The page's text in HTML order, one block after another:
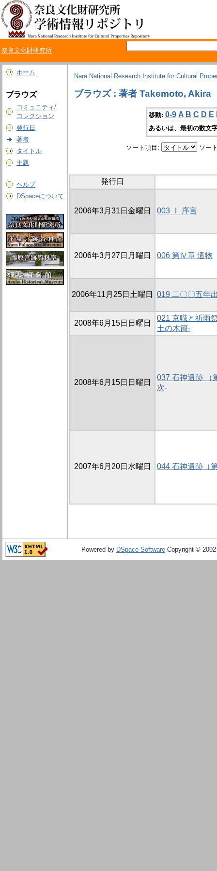
奈良文化財研究所
ホーム
ブラウズ
コミュニティ/
コレクション
発行日
著者
タイトル
主題
ヘルプ
DSpaceについて
Nara National Research Institute for Cultural
ブラウズ : 著者 Takemoto, Akira
移動: 0-9 A B C D E
あるいは、最初の数文
ソート項目: ソー
発行日
2006年3月31日金曜日 003 Ⅰ 序言
2006年3月27日月曜日 006 第Ⅳ章 遺物
2006年11月25日土曜日 019 二〇〇五年
2008年6月15日日曜日
021 京職と祈雨
土の木簡-
2008年6月15日日曜日
037 石神遺跡 （
次-
2007年6月20日水曜日 044 石神遺跡（
Powered by DSpace Software Copyright ©